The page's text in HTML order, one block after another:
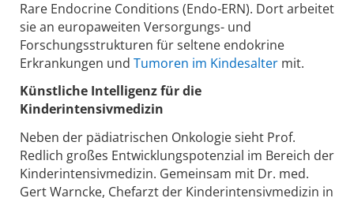
Rare Endocrine Conditions (Endo-ERN). Dort arbeitet
sie an europaweiten Versorgungs- und
Forschungsstrukturen für seltene endokrine
Erkrankungen und Tumoren im Kindesalter mit.
Künstliche Intelligenz für die
Kinderintensivmedizin
Neben der pädiatrischen Onkologie sieht Prof.
Redlich großes Entwicklungspotenzial im Bereich der
Kinderintensivmedizin. Gemeinsam mit Dr. med.
Gert Warncke, Chefarzt der Kinderintensivmedizin in